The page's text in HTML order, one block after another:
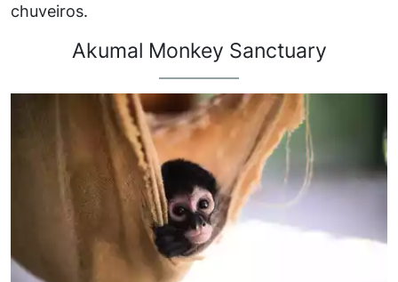
chuveiros.
Akumal Monkey Sanctuary